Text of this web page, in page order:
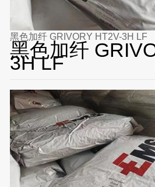
黑色加纤 GRIVORY HT2V-3H LF
黑色加纤
3H LF